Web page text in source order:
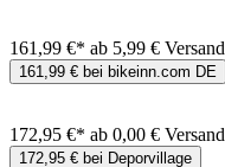
161,99 €* ab 5,99 € Versand
161,99 € bei bikeinn.com DE
172,95 €* ab 0,00 € Versand
172,95 € bei Deporvillage